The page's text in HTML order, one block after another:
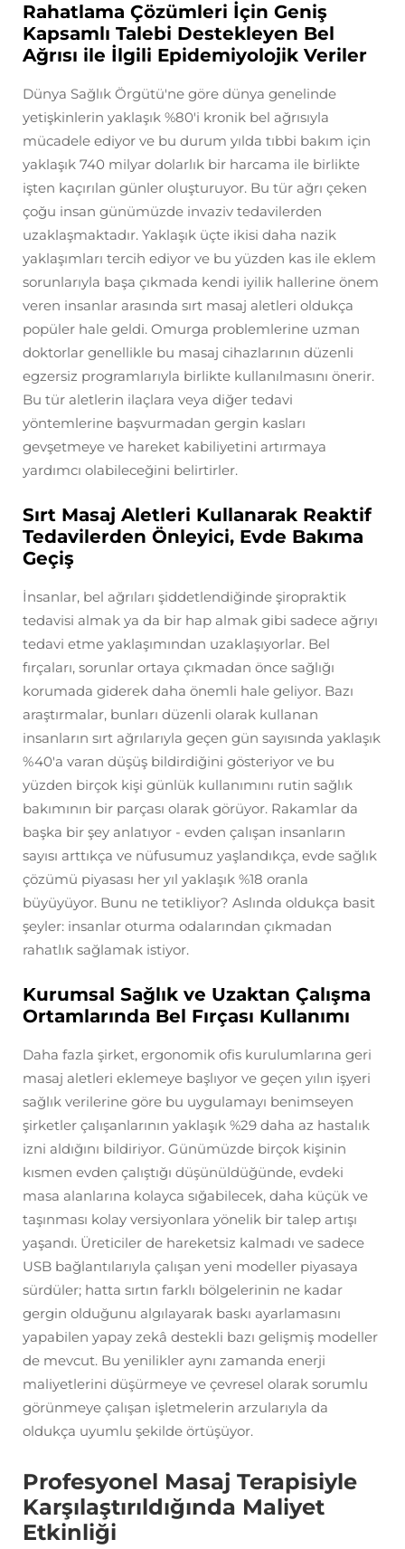
Rahatlama Çözümleri İçin Geniş
Kapsamlı Talebi Destekleyen Bel
Ağrısı ile İlgili Epidemiyolojik Veriler
Dünya Sağlık Örgütü'ne göre dünya genelinde
yetişkinlerin yaklaşık %80'i kronik bel ağrısıyla
mücadele ediyor ve bu durum yılda tıbbi bakım için
yaklaşık 740 milyar dolarlık bir harcama ile birlikte
işten kaçırılan günler oluşturuyor. Bu tür ağrı çeken
çoğu insan günümüzde invaziv tedavilerden
uzaklaşmaktadır. Yaklaşık üçte ikisi daha nazik
yaklaşımları tercih ediyor ve bu yüzden kas ile eklem
sorunlarıyla başa çıkmada kendi iyilik hallerine önem
veren insanlar arasında sırt masaj aletleri oldukça
popüler hale geldi. Omurga problemlerine uzman
doktorlar genellikle bu masaj cihazlarının düzenli
egzersiz programlarıyla birlikte kullanılmasını önerir.
Bu tür aletlerin ilaçlara veya diğer tedavi
yöntemlerine başvurmadan gergin kasları
gevşetmeye ve hareket kabiliyetini artırmaya
yardımcı olabileceğini belirtirler.
Sırt Masaj Aletleri Kullanarak Reaktif
Tedavilerden Önleyici, Evde Bakıma
Geçiş
İnsanlar, bel ağrıları şiddetlendiğinde şiropraktik
tedavisi almak ya da bir hap almak gibi sadece ağrıyı
tedavi etme yaklaşımından uzaklaşıyorlar. Bel
fırçaları, sorunlar ortaya çıkmadan önce sağlığı
korumada giderek daha önemli hale geliyor. Bazı
araştırmalar, bunları düzenli olarak kullanan
insanların sırt ağrılarıyla geçen gün sayısında yaklaşık
%40'a varan düşüş bildirdiğini gösteriyor ve bu
yüzden birçok kişi günlük kullanımını rutin sağlık
bakımının bir parçası olarak görüyor. Rakamlar da
başka bir şey anlatıyor - evden çalışan insanların
sayısı arttıkça ve nüfusumuz yaşlandıkça, evde sağlık
çözümü piyasası her yıl yaklaşık %18 oranla
büyüyüyor. Bunu ne tetikliyor? Aslında oldukça basit
şeyler: insanlar oturma odalarından çıkmadan
rahatlık sağlamak istiyor.
Kurumsal Sağlık ve Uzaktan Çalışma
Ortamlarında Bel Fırçası Kullanımı
Daha fazla şirket, ergonomik ofis kurulumlarına geri
masaj aletleri eklemeye başlıyor ve geçen yılın işyeri
sağlık verilerine göre bu uygulamayı benimseyen
şirketler çalışanlarının yaklaşık %29 daha az hastalık
izni aldığını bildiriyor. Günümüzde birçok kişinin
kısmen evden çalıştığı düşünüldüğünde, evdeki
masa alanlarına kolayca sığabilecek, daha küçük ve
taşınması kolay versiyonlara yönelik bir talep artışı
yaşandı. Üreticiler de hareketsiz kalmadı ve sadece
USB bağlantılarıyla çalışan yeni modeller piyasaya
sürdüler; hatta sırtın farklı bölgelerinin ne kadar
gergin olduğunu algılayarak baskı ayarlamasını
yapabilen yapay zekâ destekli bazı gelişmiş modeller
de mevcut. Bu yenilikler aynı zamanda enerji
maliyetlerini düşürmeye ve çevresel olarak sorumlu
görünmeye çalışan işletmelerin arzularıyla da
oldukça uyumlu şekilde örtüşüyor.
Profesyonel Masaj Terapisiyle
Karşılaştırıldığında Maliyet
Etkinliği